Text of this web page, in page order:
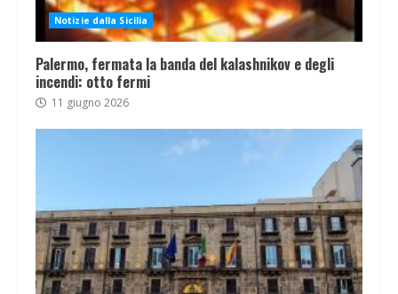
Notizie dalla Sicilia
Palermo, fermata la banda del kalashnikov e degli
incendi: otto fermi
11 giugno 2026